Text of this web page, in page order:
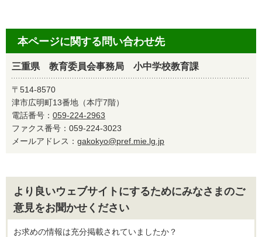
本ページに関する問い合わせ先
三重県 教育委員会事務局 小中学校教育課
〒514-8570
津市広明町13番地（本庁7階）
電話番号： 059-224-2963
ファクス番号：059-224-3023
メールアドレス： gakokyo@pref.mie.lg.jp
より良いウェブサイトにするためにみなさまのご
意見をお聞かせください
お求めの情報は充分掲載されていましたか？